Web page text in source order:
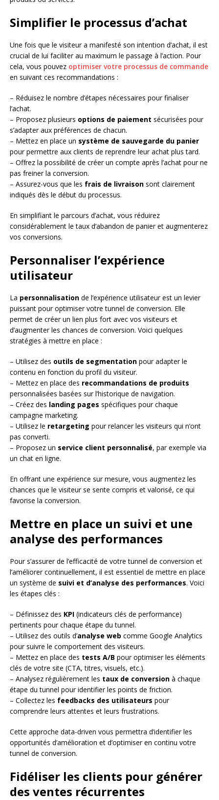
Simplifier le processus d’achat
Une fois que le visiteur a manifesté son intention d’achat, il est
crucial de lui faciliter au maximum le passage à l’action. Pour
cela, vous pouvez optimiser votre processus de commande
en suivant ces recommandations :
– Réduisez le nombre d’étapes nécessaires pour finaliser
l’achat.
– Proposez plusieurs options de paiement sécurisées pour
s’adapter aux préférences de chacun.
– Mettez en place un système de sauvegarde du panier
pour permettre aux clients de reprendre leur achat plus tard.
– Offrez la possibilité de créer un compte après l’achat pour ne
pas freiner la conversion.
– Assurez-vous que les frais de livraison sont clairement
indiqués dès le début du processus.
En simplifiant le parcours d’achat, vous réduirez
considérablement le taux d’abandon de panier et augmenterez
vos conversions.
Personnaliser l’expérience
utilisateur
La personnalisation de l’expérience utilisateur est un levier
puissant pour optimiser votre tunnel de conversion. Elle
permet de créer un lien plus fort avec vos visiteurs et
d’augmenter les chances de conversion. Voici quelques
stratégies à mettre en place :
– Utilisez des outils de segmentation pour adapter le
contenu en fonction du profil du visiteur.
– Mettez en place des recommandations de produits
personnalisées basées sur l’historique de navigation.
– Créez des landing pages spécifiques pour chaque
campagne marketing.
– Utilisez le retargeting pour relancer les visiteurs qui n’ont
pas converti.
– Proposez un service client personnalisé, par exemple via
un chat en ligne.
En offrant une expérience sur mesure, vous augmentez les
chances que le visiteur se sente compris et valorisé, ce qui
favorise la conversion.
Mettre en place un suivi et une
analyse des performances
Pour s’assurer de l’efficacité de votre tunnel de conversion et
l’améliorer continuellement, il est essentiel de mettre en place
un système de suivi et d’analyse des performances. Voici
les étapes clés :
– Définissez des KPI (indicateurs clés de performance)
pertinents pour chaque étape du tunnel.
– Utilisez des outils d’analyse web comme Google Analytics
pour suivre le comportement des visiteurs.
– Mettez en place des tests A/B pour optimiser les éléments
clés de votre site (CTA, titres, visuels, etc.).
– Analysez régulièrement les taux de conversion à chaque
étape du tunnel pour identifier les points de friction.
– Collectez les feedbacks des utilisateurs pour
comprendre leurs attentes et leurs frustrations.
Cette approche data-driven vous permettra d’identifier les
opportunités d’amélioration et d’optimiser en continu votre
tunnel de conversion.
Fidéliser les clients pour générer
des ventes récurrentes